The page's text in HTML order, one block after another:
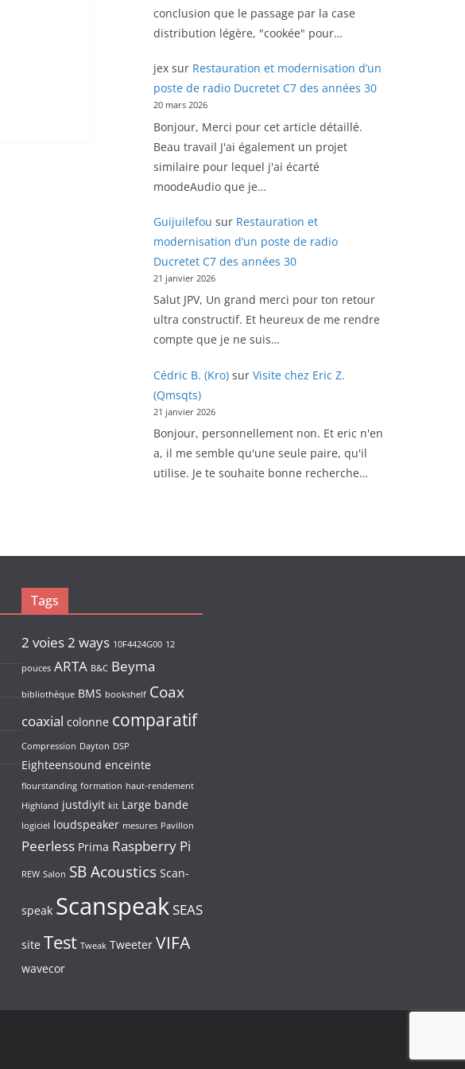
conclusion que le passage par la case
distribution légère, "cookée" pour…
jexsur Restauration et modernisation d’un
poste de radio Ducretet C7 des années 30
20 mars 2026
Bonjour, Merci pour cet article détaillé.
Beau travail J'ai également un projet
similaire pour lequel j'ai écarté
moodeAudio que je…
Guijuilefou sur Restauration et
modernisation d’un poste de radio
Ducretet C7 des années 30
21 janvier 2026
Salut JPV, Un grand merci pour ton retour
ultra constructif. Et heureux de me rendre
compte que je ne suis…
Cédric B. (Kro)sur Visite chez Eric Z.
(Qmsqts)
21 janvier 2026
Bonjour, personnellement non. Et eric n'en
a, il me semble qu'une seule paire, qu'il
utilise. Je te souhaite bonne recherche…
Tags
2 voies2 ways 10F4424G00 12
pouces ARTA B&C Beyma
bibliothèque BMS bookshelf Coax
coaxial colonne comparatif
Compression Dayton DSP
Eighteensound enceinte
flourstanding formation haut-rendement
Highland justdiyit kit Large bande
logiciel loudspeaker mesures Pavillon
Peerless Prima Raspberry Pi
REW Salon SB Acoustics Scan-
speak Scanspeak SEAS
site Test Tweak Tweeter VIFA
wavecor